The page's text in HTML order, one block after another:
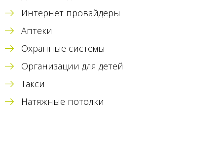
Интернет провайдеры
Аптеки
Охранные системы
Организации для детей
Такси
Натяжные потолки